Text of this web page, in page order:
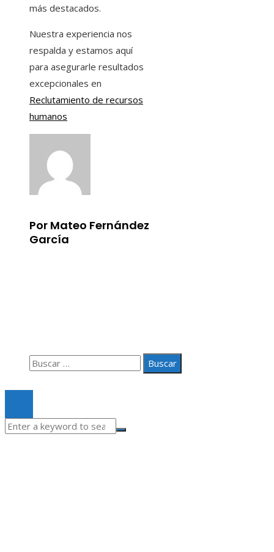
más destacados.
Nuestra experiencia nos
respalda y estamos aquí
para asegurarle resultados
excepcionales en
Reclutamiento de recursos
humanos
Por Mateo Fernández
García
Buscar: